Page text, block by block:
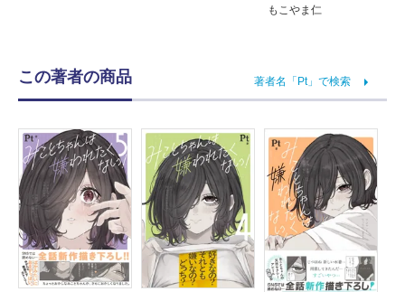
もこやま仁
この著者の商品 著者名「Pt」で検索